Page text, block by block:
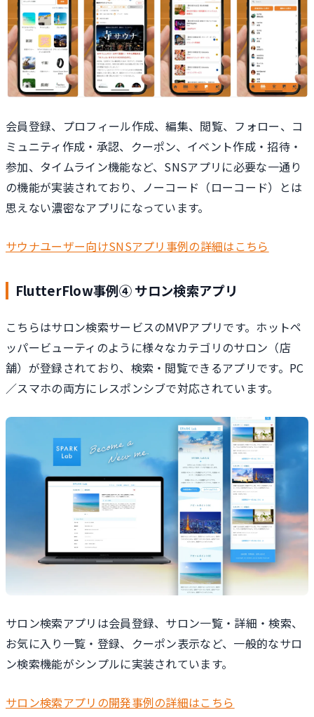
会員登録、プロフィール作成、編集、閲覧、フォロー、コ
ミュニティ作成・承認、クーポン、イベント作成・招待・
参加、タイムライン機能など、SNSアプリに必要な一通り
の機能が実装されており、ノーコード（ローコード）とは
思えない濃密なアプリになっています。
サウナユーザー向けSNSアプリ事例の詳細はこちら
FlutterFlow事例④ サロン検索アプリ
こちらはサロン検索サービスのMVPアプリです。ホットペ
ッパービューティのように様々なカテゴリのサロン（店
舗）が登録されており、検索・閲覧できるアプリです。PC
／スマホの両方にレスポンシブで対応されています。
サロン検索アプリは会員登録、サロン一覧・詳細・検索、
お気に入り一覧・登録、クーポン表示など、一般的なサロ
ン検索機能がシンプルに実装されています。
サロン検索アプリの開発事例の詳細はこちら